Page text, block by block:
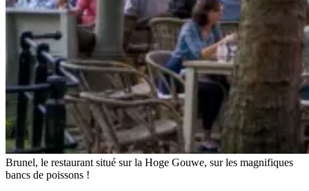
Brunel, le restaurant situé sur la Hoge Gouwe, sur les magnifiques
bancs de poissons !